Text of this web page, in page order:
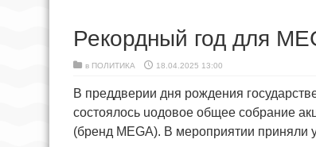
Рекордный год для
в ПОЛИТИКА 18.04.2025 13:00
В преддверии дня рождения
состоялось uодовое общее собрание
(бренд MEGA). В мероприятии